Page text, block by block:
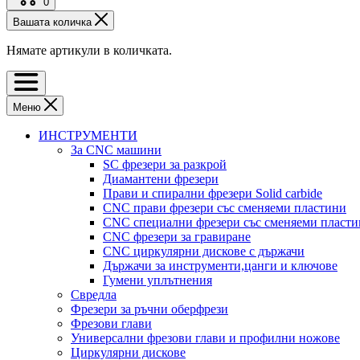
Вашата количка
Нямате артикули в количката.
Меню
ИНСТРУМЕНТИ
За CNC машини
SC фрезери за разкрой
Диамантени фрезери
Прави и спирални фрезери Solid carbide
CNC прави фрезери със сменяеми пластини
CNC специални фрезери със сменяеми
CNC фрезери за гравиране
CNC циркулярни дискове с държачи
Държачи за инструменти,цанги и ключове
Гумени уплътнения
Свредла
Фрезери за ръчни оберфрези
Фрезови глави
Универсални фрезови глави и профилни ножове
Циркулярни дискове